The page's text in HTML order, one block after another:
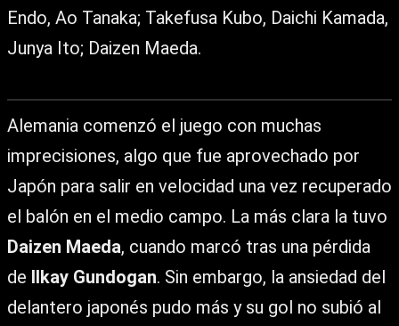
Endo, Ao Tanaka; Takefusa Kubo, Daichi Kamada,
Junya Ito; Daizen Maeda.
Alemania comenzó el juego con muchas
imprecisiones, algo que fue aprovechado por
Japón para salir en velocidad una vez recuperado
el balón en el medio campo. La más clara la tuvo
Daizen Maeda, cuando marcó tras una pérdida
de Ilkay Gundogan. Sin embargo, la ansiedad del
delantero japonés pudo más y su gol no subió al